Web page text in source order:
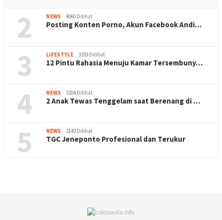
2 NEWS 4060 Dilihat
Posting Konten Porno, Akun Facebook Andi…
3 LIFESTYLE 3359 Dilihat
12 Pintu Rahasia Menuju Kamar Tersembuny…
4 NEWS 3204 Dilihat
2 Anak Tewas Tenggelam saat Berenang di …
5 NEWS 3149 Dilihat
TGC Jeneponto Profesional dan Terukur